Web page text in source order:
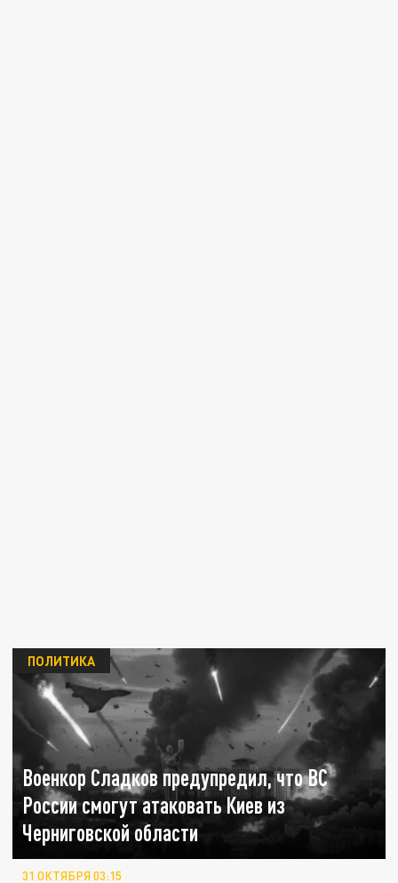
Военкор Сладков предупредил, что ВС
России смогут атаковать Киев из
Черниговской области
ПОЛИТИКА
31 ОКТЯБРЯ 03:15